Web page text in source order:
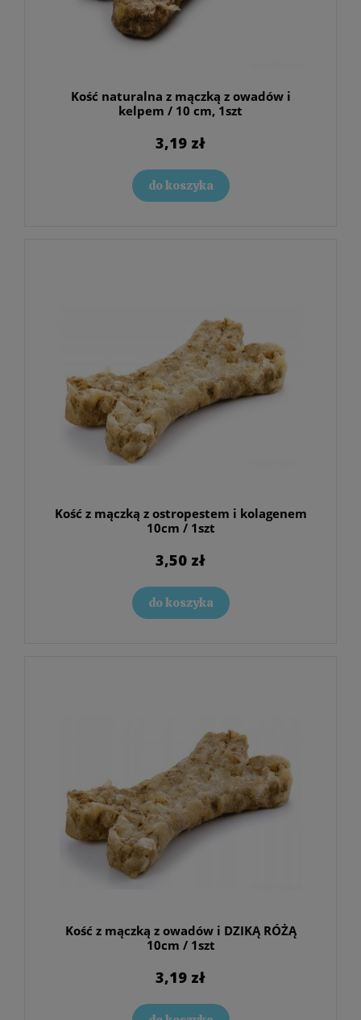
Kość naturalna z mączką z owadów i
kelpem / 10 cm, 1szt
3,19 zł
do koszyka
Kość z mączką z ostropestem i kolagenem
10cm / 1szt
3,50 zł
do koszyka
Kość z mączką z owadów i DZIKĄ RÓŻĄ
10cm / 1szt
3,19 zł